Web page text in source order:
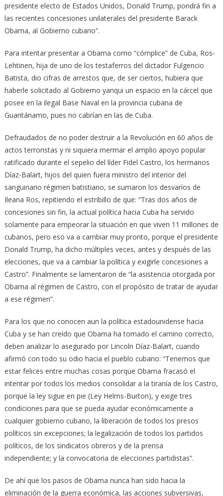
presidente electo de Estados Unidos, Donald Trump, pondrá fin a
las recientes concesiones unilaterales del presidente Barack
Obama, al Gobierno cubano”.
Para intentar presentar a Obama como “cómplice” de Cuba, Ros-
Lehtinen, hija de uno de los testaferros del dictador Fulgencio
Batista, dio cifras de arrestos que, de ser ciertos, hubiera que
haberle solicitado al Gobierno yanqui un espacio en la cárcel que
posee en la ilegal Base Naval en la provincia cubana de
Guantánamo, pues no cabrían en las de Cuba.
Defraudados de no poder destruir a la Revolución en 60 años de
actos terroristas y ni siquiera mermar el amplio apoyo popular
ratificado durante el sepelio del líder Fidel Castro, los hermanos
Díaz-Balart, hijos del quien fuera ministro del interior del
sanguinario régimen batistiano, se sumaron los desvaríos de
Ileana Ros, repitiendo el estribillo de que: “Tras dos años de
concesiones sin fin, la actual política hacia Cuba ha servido
solamente para empeorar la situación en que viven 11 millones de
cubanos, pero eso va a cambiar muy pronto, porque el presidente
Donald Trump, ha dicho múltiples veces, antes y después de las
elecciones, que va a cambiar la política y exigirle concesiones a
Castro”. Finalmente se lamentaron de “la asistencia otorgada por
Obama al régimen de Castro, con el propósito de tratar de ayudar
a ese régimen”.
Para los que no conocen aun la política estadounidense hacia
Cuba y se han creído que Obama ha tomado el camino correcto,
deben analizar lo asegurado por Lincoln Díaz-Balart, cuando
afirmó con todo su odio hacia el pueblo cubano: “Tenemos que
estar felices entre muchas cosas porque Obama fracasó el
intentar por todos los medios consolidar a la tiranía de los Castro,
porque la ley sigue en pie (Ley Helms-Burton), y exige tres
condiciones para que se pueda ayudar económicamente a
cualquier gobierno cubano, la liberación de todos los presos
políticos sin excepciones; la legalización de todos los partidos
políticos, de los sindicatos obreros y de la prensa
independiente; y la convocatoria de elecciones partidistas”.
De ahí que los pasos de Obama nunca han sido hacia la
eliminación de la guerra económica, las acciones subversivas,